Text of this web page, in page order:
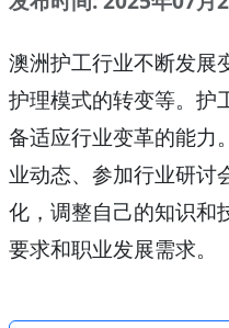
澳洲护工行业不断发展
护理模式的转变等。护
备适应行业变革的能力
业动态、参加行业研讨
化，调整自己的知识和
要求和职业发展需求。